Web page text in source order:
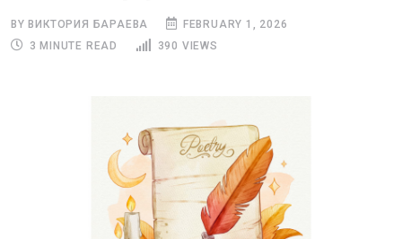
BY ВИКТОРИЯ БАРАЕВА
FEBRUARY 1, 2026
3 MINUTE READ
390 VIEWS